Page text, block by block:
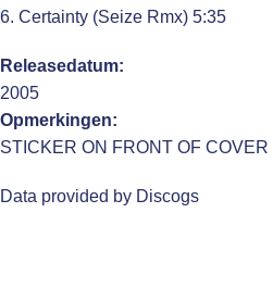
6. Certainty (Seize Rmx) 5:35
Releasedatum:
2005
Opmerkingen:
STICKER ON FRONT OF COVER
Data provided by Discogs